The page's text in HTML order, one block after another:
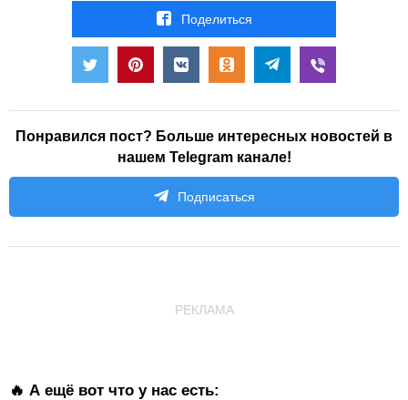
Поделиться
Понравился пост? Больше интересных новостей в
нашем Telegram канале!
Подписаться
РЕКЛАМА
🔥 А ещё вот что у нас есть: